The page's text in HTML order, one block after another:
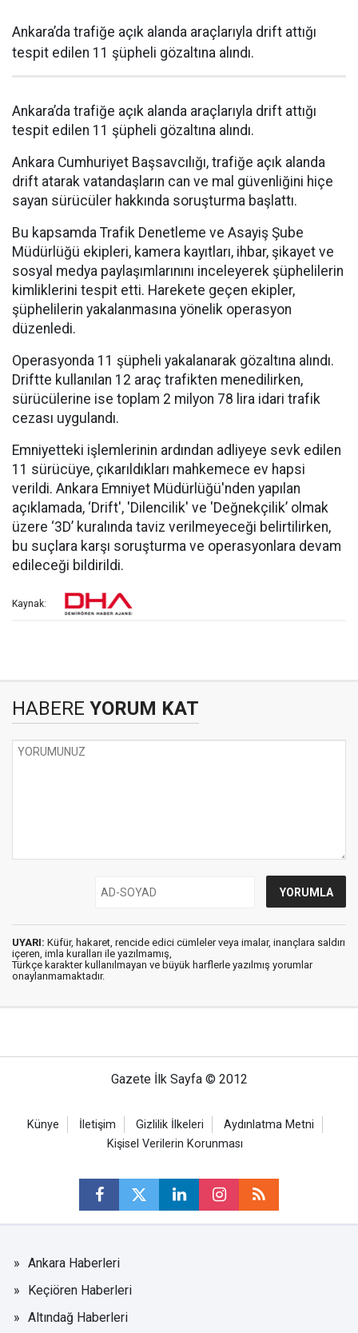
Ankara’da trafiğe açık alanda araçlarıyla drift attığı
tespit edilen 11 şüpheli gözaltına alındı.
Ankara’da trafiğe açık alanda araçlarıyla drift attığı
tespit edilen 11 şüpheli gözaltına alındı.
Ankara Cumhuriyet Başsavcılığı, trafiğe açık alanda
drift atarak vatandaşların can ve mal güvenliğini hiçe
sayan sürücüler hakkında soruşturma başlattı.
Bu kapsamda Trafik Denetleme ve Asayiş Şube
Müdürlüğü ekipleri, kamera kayıtları, ihbar, şikayet ve
sosyal medya paylaşımlarınını inceleyerek şüphelilerin
kimliklerini tespit etti. Harekete geçen ekipler,
şüphelilerin yakalanmasına yönelik operasyon
düzenledi.
Operasyonda 11 şüpheli yakalanarak gözaltına alındı.
Driftte kullanılan 12 araç trafikten menedilirken,
sürücülerine ise toplam 2 milyon 78 lira idari trafik
cezası uygulandı.
Emniyetteki işlemlerinin ardından adliyeye sevk edilen
11 sürücüye, çıkarıldıkları mahkemece ev hapsi
verildi. Ankara Emniyet Müdürlüğü'nden yapılan
açıklamada, ‘Drift', 'Dilencilik' ve 'Değnekçilik’ olmak
üzere ‘3D’ kuralında taviz verilmeyeceği belirtilirken,
bu suçlara karşı soruşturma ve operasyonlara devam
edileceği bildirildi.
Kaynak:
HABERE YORUM KAT
UYARI: Küfür, hakaret, rencide edici cümleler veya imalar, inançlara saldırı
içeren, imla kuralları ile yazılmamış,
Türkçe karakter kullanılmayan ve büyük harflerle yazılmış yorumlar
onaylanmamaktadır.
Gazete İlk Sayfa © 2012
Künye İletişim Gizlilik İlkeleri
Aydınlatma Metni
Kişisel Verilerin Korunması
Ankara Haberleri
Keçiören Haberleri
Altındağ Haberleri